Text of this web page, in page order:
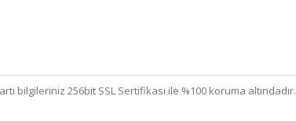
bilgileriniz 256bit SSL Sertifikası ile %100 koruma altındadır.